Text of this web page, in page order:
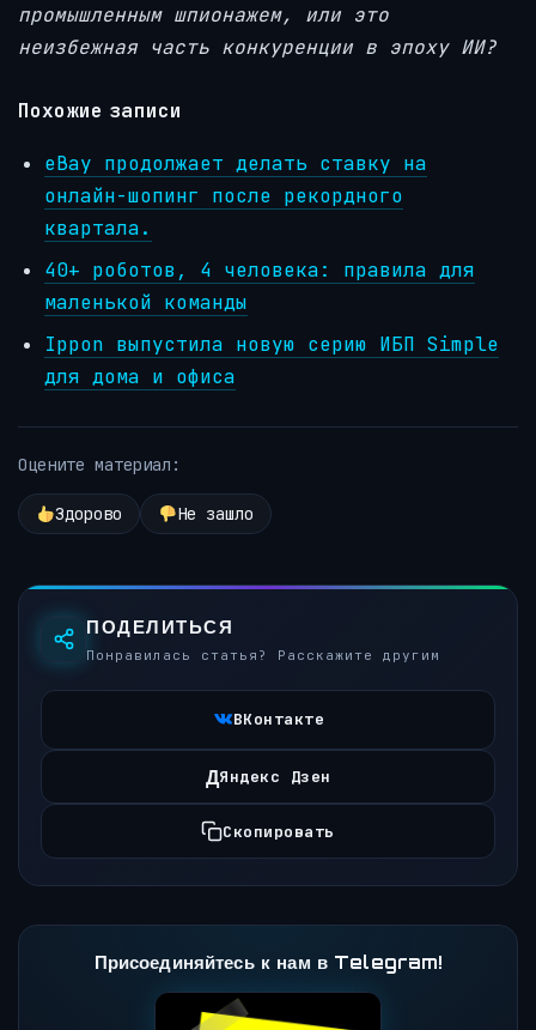
промышленным шпионажем, или это
неизбежная часть конкуренции в эпоху ИИ?
Похожие записи
eBay продолжает делать ставку на
онлайн-шопинг после рекордного
квартала.
40+ роботов, 4 человека: правила для
маленькой команды
Ippon выпустила новую серию ИБП Simple
для дома и офиса
Оцените материал:
Здорово Не зашло
ПОДЕЛИТЬСЯ
Понравилась статья? Расскажите другим
ВКонтакте
ДЯндекс Дзен
Скопировать
Присоединяйтесь к нам в Telegram!